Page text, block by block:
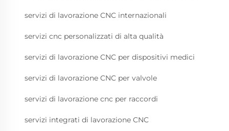
servizi di lavorazione CNC internazionali
servizi cnc personalizzati di alta qualità
servizi di lavorazione CNC per dispositivi medici
servizi di lavorazione CNC per valvole
servizi di lavorazione cnc per raccordi
servizi integrati di lavorazione CNC